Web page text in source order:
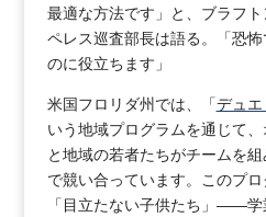
最適な方法です」と、ブラフ
ペレス巡査部長は語る。「恐
のに役立ちます」
米国フロリダ州では、「デュエ
いう地域プログラムを通じて
と地域の若者たちがチームを
で競い合っています。このプ
「目立たない子供たち」――